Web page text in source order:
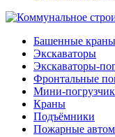
Башенные краны
Экскаваторы
Экскаваторы-
Фронтальные
Мини-
Краны
Подъёмники
Пожарные